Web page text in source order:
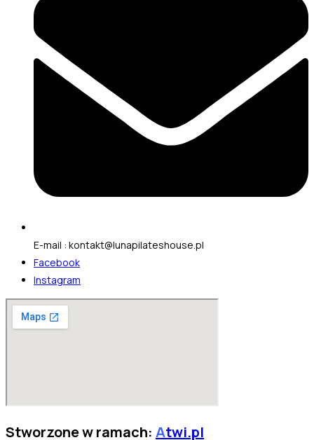
E-mail : kontakt@lunapilateshouse.pl
Facebook
Instagram
Stworzone w ramach: Atwi.pl